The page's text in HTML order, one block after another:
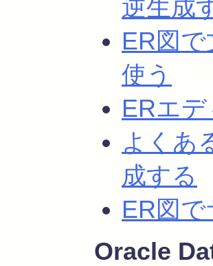
逆生成
ER図
使う
ERエ
よくあ
成する
ER図
Oracle